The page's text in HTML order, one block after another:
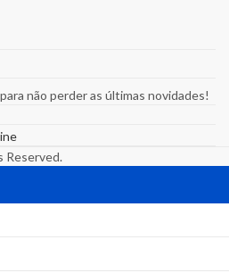
não perder as últimas novidades!
Reserved.